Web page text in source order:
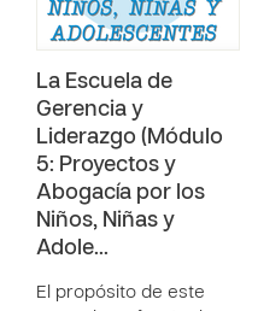
La Escuela de
Gerencia y
Liderazgo (Módulo
5: Proyectos y
Abogacía por los
Niños, Niñas y
Adole…
El propósito de este